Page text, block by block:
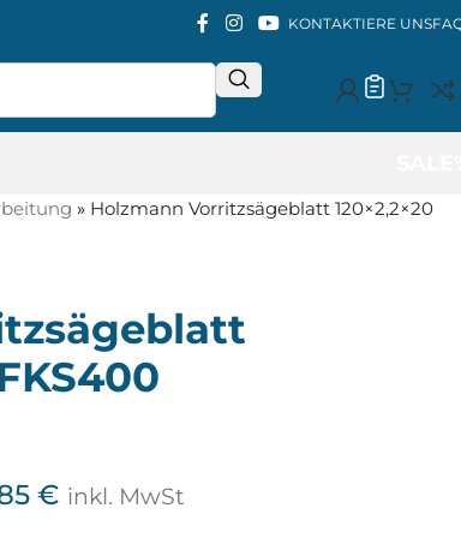
KONTAKTIERE UNS
» Holzmann Vorritzsägeblatt 120×2,2×20
€ inkl. MwSt